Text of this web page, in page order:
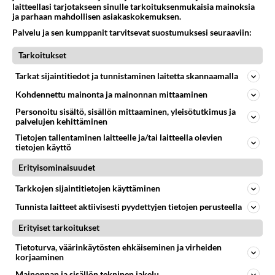
Minäkin olen ollut kotona nyt jo 3 vuotta. Eka
jakson olin -90 -> pari vuotta, siinä välissä ylitöitä,
ylitöitä ja ylitöitä korvatulehdusten yms
valvomisten kera. Ei se ollut valkoisen ihmisen
hommaa ollenkaan. (sanonta, en halua pilkata
ketään) Muksu makasi sairaalassa ja minä tippa
silmässä vilkuilin kelloa, että kohta ruokatunti
loppuu. helvetti, tilinpäätös oli kesken. ei voinut
jäädä.
Muutoinkin isompien lasten ollessa tarhaikäisiä
elämä oli tajutonta juoksua poissaolosta toiseen.
Kaikki sairaudet käytiin läpi, mitä tarhassa kiersi ja
kertaan.
No nyt sitten. Satsi on täynnä, 4 lasta. Ihan
hienosti, kun ensin oli pelko puserossa ei muksuja
tule sitä ensimmäistäkään. Hoitovapaa loppuu
laitteellasi tarjotakseen sinulle tarkoituksenmukaisia mainoksia
ja parhaan mahdollisen asiakaskokemuksen.
Palvelu ja sen kumppanit tarvitsevat suostumuksesi seuraaviin:
Tarkoitukset
Tarkat sijaintitiedot ja tunnistaminen laitetta skannaamalla
Kohdennettu mainonta ja mainonnan mittaaminen
Personoitu sisältö, sisällön mittaaminen, yleisötutkimus ja
palvelujen kehittäminen
Tietojen tallentaminen laitteelle ja/tai laitteella olevien
tietojen käyttö
Erityisominaisuudet
Tarkkojen sijaintitietojen käyttäminen
Tunnista laitteet aktiivisesti pyydettyjen tietojen perusteella
Erityiset tarkoitukset
Tietoturva, väärinkäytösten ehkäiseminen ja virheiden
korjaaminen